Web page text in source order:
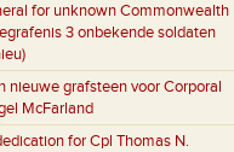
for unknown Commonwealth
3 onbekende soldaten
nieuwe grafsteen voor Corporal
McFarland
for Cpl Thomas N.